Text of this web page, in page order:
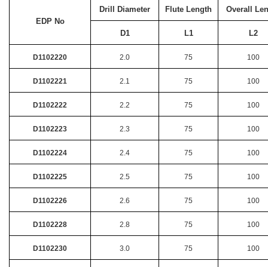
EDP No
Drill Diameter Flute Length Overall
D1 L1 L2
D1102220 2.0 75 100
D1102221 2.1 75 100
D1102222 2.2 75 100
D1102223 2.3 75 100
D1102224 2.4 75 100
D1102225 2.5 75 100
D1102226 2.6 75 100
D1102228 2.8 75 100
D1102230 3.0 75 100